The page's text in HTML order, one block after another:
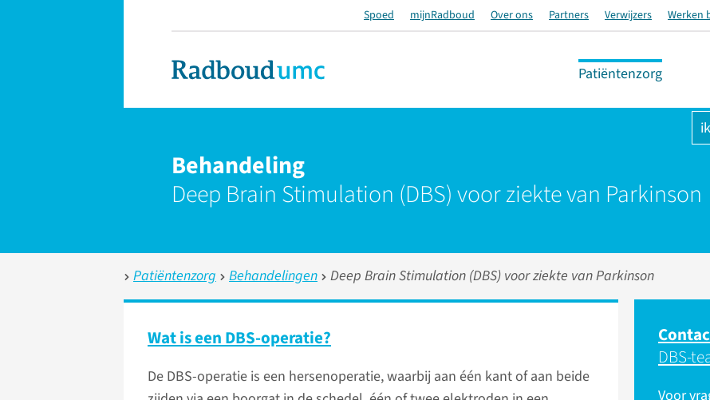
Spoed mijnRadboud Over ons Partners Verwijzers Werken
Patiëntenzorg
Behandeling
Deep Brain Stimulation (DBS) voor ziekte van Parkinson
Patiëntenzorg Behandelingen Deep Brain Stimulation (DBS) voor ziekte van Parkinson
Wat is een DBS-operatie?
De DBS-operatie is een hersenoperatie, waarbij aan één kant of aan beide
DBS-
Voor